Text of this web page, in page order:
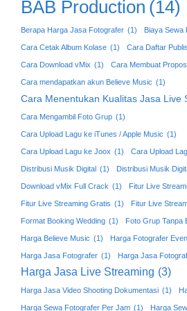
BAB Production (14)
Berapa Harga Jasa Fotografer (1) Biaya Sewa
Cara Cetak Album Kolase (1) Cara Daftar
Cara Download vMix (1) Cara Membuat
Cara mendapatkan akun Believe Music (1)
Cara Menentukan Kualitas Jasa Live
Cara Mengambil Foto Grup (1)
Cara Upload Lagu ke iTunes / Apple Music (1)
Cara Upload Lagu ke Joox (1) Cara Upload
Distribusi Musik Digital (1) Distribusi Musik
Download vMix Full Crack (1) Fitur Live
Fitur Live Streaming Gratis (1) Fitur Live
Format Booking Wedding (1) Foto Grup Tanpa
Harga Believe Music (1) Harga Fotografer
Harga Jasa Fotografer (1) Harga Jasa
Harga Jasa Live Streaming (3)
Harga Jasa Video Shooting Dokumentasi (1)
Harga Sewa Fotografer Per Jam (1) Harga